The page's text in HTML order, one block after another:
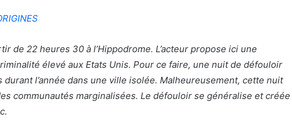
de 22 heures 30 à l’Hippodrome. L’acteur propose ici une
élevé aux Etats Unis. Pour ce faire, une nuit de défouloir
l’année dans une ville isolée. Malheureusement, cette nuit
communautés marginalisées. Le défouloir se généralise et créée